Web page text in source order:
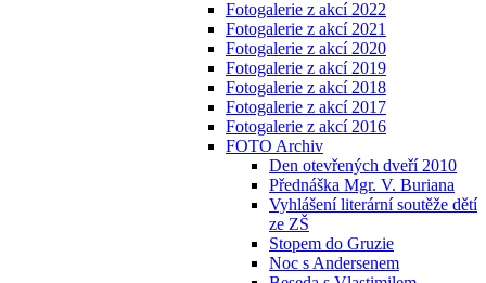
Fotogalerie z akcí 2022
Fotogalerie z akcí 2021
Fotogalerie z akcí 2020
Fotogalerie z akcí 2019
Fotogalerie z akcí 2018
Fotogalerie z akcí 2017
Fotogalerie z akcí 2016
FOTO Archiv
Den otevřených dveří 2010
Přednáška Mgr. V. Buriana
Vyhlášení literární soutěže dětí
ze ZŠ
Stopem do Gruzie
Noc s Andersenem